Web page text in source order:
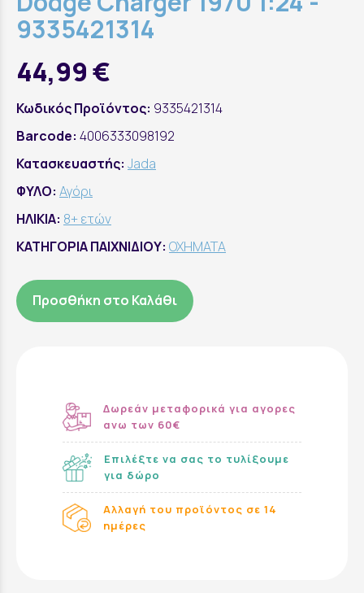
9335421314
44,99 €
Κωδικός Προϊόντος: 9335421314
Barcode: 4006333098192
Κατασκευαστής: Jada
ΦΥΛΟ: Αγόρι
ΗΛΙΚΙΑ: 8+ ετών
ΚΑΤΗΓΟΡΙΑ ΠΑΙΧΝΙΔΙΟΥ: ΟΧΗΜΑΤΑ
Προσθήκη στο Καλάθι
Δωρεάν μεταφορικά για αγορες
ανω των 60€
Επιλέξτε να σας το τυλίξουμε
για δώρο
Αλλαγή του προϊόντος σε 14
ημέρες